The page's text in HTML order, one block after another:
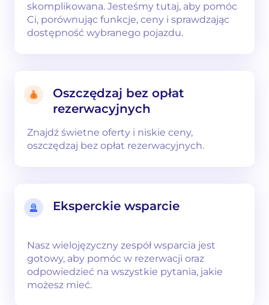
skomplikowana. Jesteśmy tutaj, aby pomóc
Ci, porównując funkcje, ceny i sprawdzając
dostępność wybranego pojazdu.
Oszczędzaj bez opłat
rezerwacyjnych
Znajdź świetne oferty i niskie ceny,
oszczędzaj bez opłat rezerwacyjnych.
Eksperckie wsparcie
Nasz wielojęzyczny zespół wsparcia jest
gotowy, aby pomóc w rezerwacji oraz
odpowiedzieć na wszystkie pytania, jakie
możesz mieć.